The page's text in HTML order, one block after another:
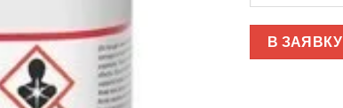
В ЗАЯВКУ